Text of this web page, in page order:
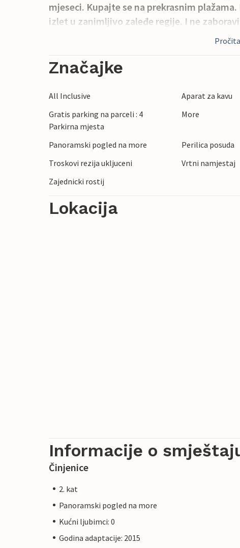
mjeseci. Kupajte se na prekrasnim
izlet u zanimljivo zaleđe regije. I ne
Značajke
All Inclusive Aparat za kavu
Gratis parking na parceli : 4
Parkirna mjesta
More
Panoramski pogled na more Perilica posuda
Troskovi rezija ukljuceni
Vrtni namjestaj
Zajednicki rostij
Lokacija
Informacije o
Činjenice
2. kat
Panoramski pogled na more
Kućni ljubimci: 0
Godina adaptacije: 2015